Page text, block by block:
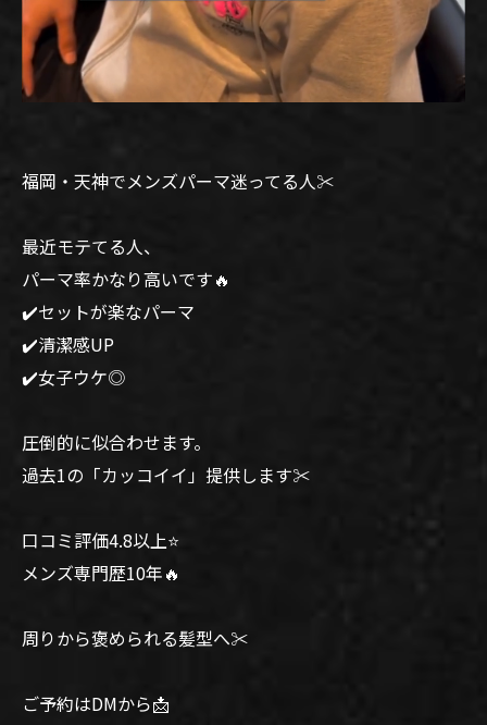
福岡・天神でメンズパーマ迷ってる人✂️
最近モテてる人、
パーマ率かなり高いです🔥
✔️セットが楽なパーマ
✔️清潔感UP
✔️女子ウケ◎
圧倒的に似合わせます。
過去1の「カッコイイ」提供します✂️
口コミ評価4.8以上⭐️
メンズ専門歴10年🔥
周りから褒められる髪型へ✂️
ご予約はDMから📩